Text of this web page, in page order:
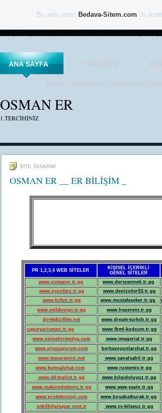
ANA SAYFA TOPLISTE
Şiirlerim Link Bankası Üye Kayıt/Giriş
OSMAN ER
1.TERCİHİNİZ
SİTE TASARIM
OSMAN ER __ ER BİLİŞİM _
PR 1,2,3,4 WEB SİTELER
KİŞİSEL İÇERİKLİ
GENEL SİTELER
www.osmaner.tr.gg www.derscenneti.tr.gg
www.oyunfarz.tr.gg
www.denizciler53.tr.gg
www.bsfun.tr.gg
www.mustafaseker.tr.gg
www.evildesign.tr.gg
www.hyperent.tr.gg
direkdizifilm.net
www.dream-turksh.tr.gg
caginyarismasi.tr.gg
www.fbml-kodcum.tr.gg
www.nevsehirmedya.com
www.imagerial.tr.gg
www.piyasayorum.com
berkayoyunlarchat.tr.gg
www.masa-tenisi.net
www.sanalsahil.tr.gg
www.kumsalchat.com
www.rustemix.tr.gg
www.44-toplist.tr.gg
www.bilgidoluyuz.tr.gg
www.makinedoktoru.tr.gg
www.wwe-yayin.tr.gg
www.proteknoloji.com
www.boyabatburak.tr.gg
sebilbilgisayar.com.tr
www.cs-kilavuz.tr.gg
Bu web sitesi Bedava-Sitem.com ile